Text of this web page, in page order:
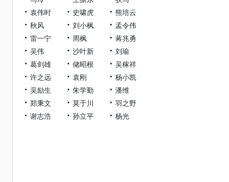
袁伟时
史啸虎
熊培云
秋风
刘小枫
孟令伟
雷一宁
周枫
蒋兆勇
吴伟
沙叶新
刘瑜
葛剑雄
储昭根
吴稼祥
许之远
袁刚
杨小凯
吴励生
朱学勤
潘维
郑秉文
莫于川
羽之野
谢志浩
孙立平 杨光